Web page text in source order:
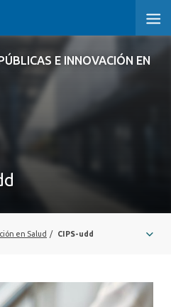
E INNOVACIÓN EN
E
en Salud / CIPS-udd